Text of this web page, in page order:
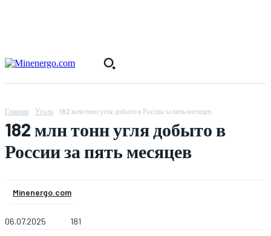
Главная Уголь 182 млн тонн угля добыто в России за пять месяцев
182 млн тонн угля добыто в
России за пять месяцев
Minenergo.com
06.07.2025 181